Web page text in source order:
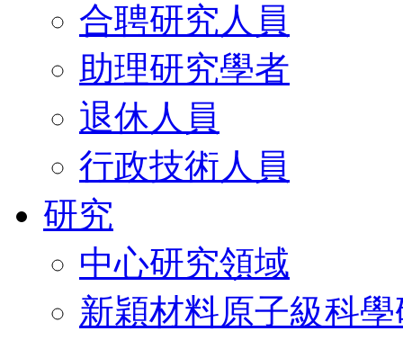
合聘研究人員
助理研究學者
退休人員
行政技術人員
研究
中心研究領域
新穎材料原子級科